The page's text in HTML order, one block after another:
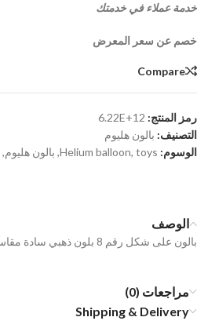
خدمة عملاء في خدمتك
خصم عن سعر المعرض
Compare
رمز المنتج: 6.22E+12
التصنيف: بالون هليوم
الوسوم:
Helium balloon, toys
, بالون هليوم,
الوصف
بالون على شكل رقم 8 بلون ذهبي سادة مقاس 34 بوصة خامات متعددة
مراجعات (0)
Shipping & Delivery